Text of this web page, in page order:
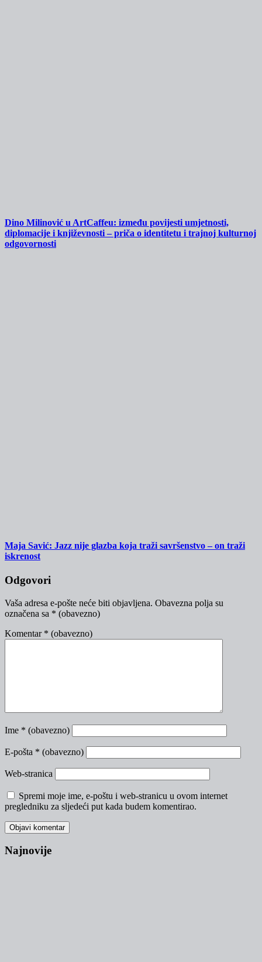
Dino Milinović u ArtCaffeu: između povijesti umjetnosti,
diplomacije i književnosti – priča o identitetu i trajnoj kulturnoj
odgovornosti
Maja Savić: Jazz nije glazba koja traži savršenstvo – on traži
iskrenost
Odgovori
Vaša adresa e-pošte neće biti objavljena. Obavezna polja su
označena sa * (obavezno)
Komentar * (obavezno)
Ime * (obavezno)
E-pošta * (obavezno)
Web-stranica
Spremi moje ime, e-poštu i web-stranicu u ovom internet
pregledniku za sljedeći put kada budem komentirao.
Najnovije